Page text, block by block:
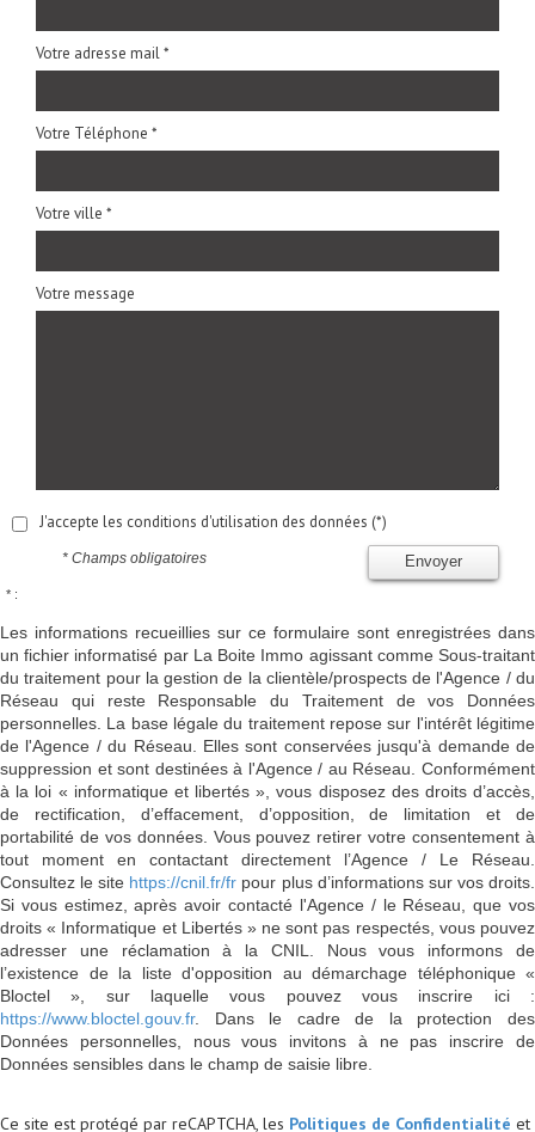
Votre adresse mail *
Votre Téléphone *
Votre ville *
Votre message
J'accepte les conditions d'utilisation des données (*)
Envoyer
* Champs obligatoires
* :
Les informations recueillies sur ce formulaire sont enregistrées dans
un fichier informatisé par La Boite Immo agissant comme Sous-traitant
du traitement pour la gestion de la clientèle/prospects de l'Agence / du
Réseau qui reste Responsable du Traitement de vos Données
personnelles. La base légale du traitement repose sur l'intérêt légitime
de l'Agence / du Réseau. Elles sont conservées jusqu'à demande de
suppression et sont destinées à l'Agence / au Réseau. Conformément
à la loi « informatique et libertés », vous disposez des droits d’accès,
de rectification, d’effacement, d’opposition, de limitation et de
portabilité de vos données. Vous pouvez retirer votre consentement à
tout moment en contactant directement l’Agence / Le Réseau.
Consultez le site https://cnil.fr/fr pour plus d’informations sur vos droits.
Si vous estimez, après avoir contacté l'Agence / le Réseau, que vos
droits « Informatique et Libertés » ne sont pas respectés, vous pouvez
adresser une réclamation à la CNIL. Nous vous informons de
l’existence de la liste d'opposition au démarchage téléphonique «
Bloctel », sur laquelle vous pouvez vous inscrire ici :
https://www.bloctel.gouv.fr. Dans le cadre de la protection des
Données personnelles, nous vous invitons à ne pas inscrire de
Données sensibles dans le champ de saisie libre.
Ce site est protégé par reCAPTCHA, les Politiques de Confidentialité et